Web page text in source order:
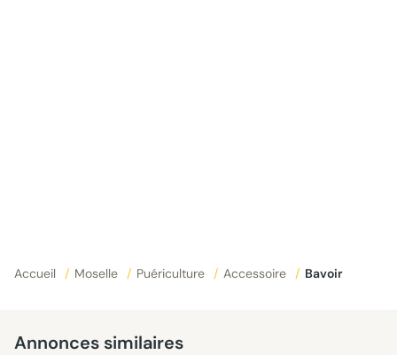
Accueil / Moselle / Puériculture / Accessoire / Bavoir
Annonces similaires